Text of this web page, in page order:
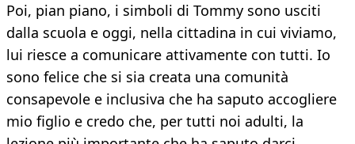
Poi, pian piano, i simboli di Tommy sono usciti
dalla scuola e oggi, nella cittadina in cui viviamo,
lui riesce a comunicare attivamente con tutti. Io
sono felice che si sia creata una comunità
consapevole e inclusiva che ha saputo accogliere
mio figlio e credo che, per tutti noi adulti, la